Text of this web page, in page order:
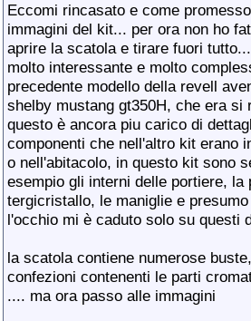
Eccomi rincasato e come
immagini del kit... per ora non ho
aprire la scatola e tirare fuori
molto interessante e molto
precedente modello della revell
shelby mustang gt350H, che era si
questo è ancora piu carico di
componenti che nell'altro kit erano
o nell'abitacolo, in questo kit sono
esempio gli interni delle portiere, la
tergicristallo, le maniglie e
l'occhio mi è caduto solo su questi
la scatola contiene numerose
confezioni contenenti le parti
.... ma ora passo alle immagini